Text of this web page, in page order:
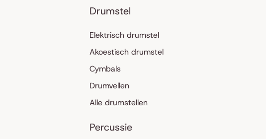
Drumstel
Elektrisch drumstel
Akoestisch drumstel
Cymbals
Drumvellen
Alle drumstellen
Percussie